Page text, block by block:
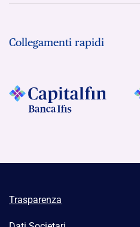
Collegamenti rapidi
Trasparenza